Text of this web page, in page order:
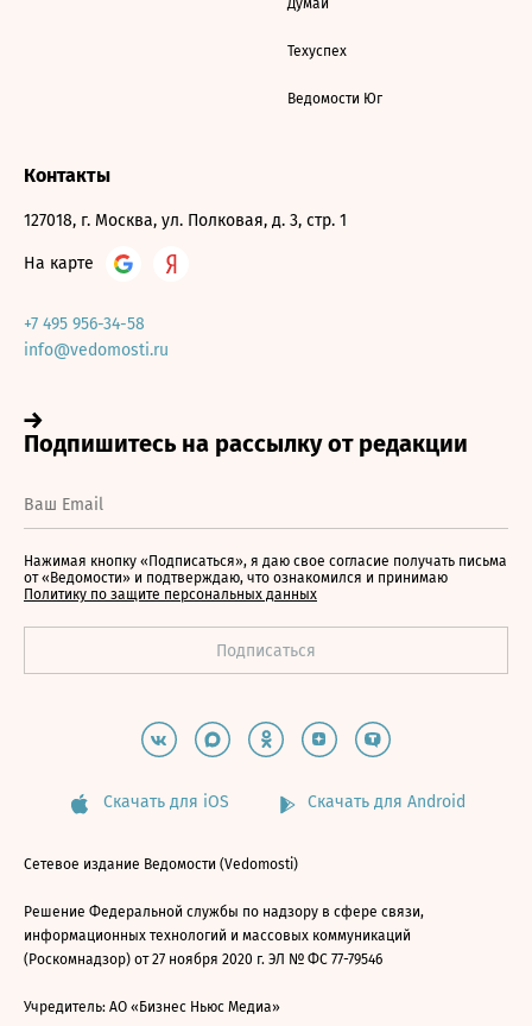
Думай
Техуспех
Ведомости Юг
Контакты
127018, г. Москва, ул. Полковая, д. 3, стр. 1
На карте
+7 495 956-34-58
info@vedomosti.ru
Нажимая кнопку «Подписаться», я даю свое согласие получать письма
от «Ведомости» и подтверждаю, что ознакомился и принимаю
Политику по защите персональных данных
Скачать для iOS Скачать для Android
Сетевое издание Ведомости (Vedomosti)
Решение Федеральной службы по надзору в сфере связи,
информационных технологий и массовых коммуникаций
(Роскомнадзор) от 27 ноября 2020 г. ЭЛ № ФС 77-79546
Учредитель: АО «Бизнес Ньюс Медиа»